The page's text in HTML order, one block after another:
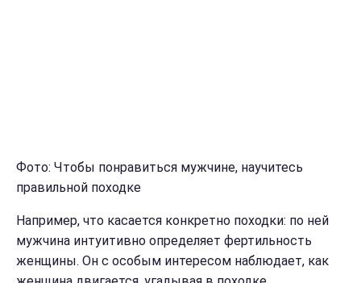
Фото: Чтобы понравиться мужчине, научитесь
правильной походке
Например, что касается конкретно походки: по ней
мужчина интуитивно определяет фертильность
женщины. Он с особым интересом наблюдает, как